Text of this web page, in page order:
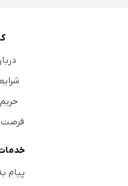
جاویدان یاد بیمارستان شاه
پیام